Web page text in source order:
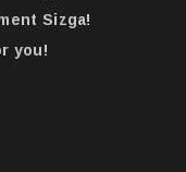
Sizga!
you!